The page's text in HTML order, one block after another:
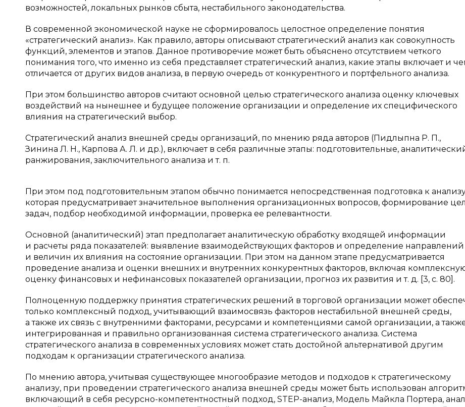
возможностей, локальных рынков сбыта, нестабильного законодательства.
В современной экономической науке не сформировалось целостное определение понятия
«стратегический анализ». Как правило, авторы описывают стратегический анализ как совокупность
функций, элементов и этапов. Данное противоречие может быть объяснено отсутствием четкого
понимания того, что именно из себя представляет стратегический анализ, какие этапы включает и
отличается от других видов анализа, в первую очередь от конкурентного и портфельного анализа.
При этом большинство авторов считают основной целью стратегического анализа оценку ключевых
воздействий на нынешнее и будущее положение организации и определение их специфического
влияния на стратегический выбор.
Стратегический анализ внешней среды организаций, по мнению ряда авторов (Пидлыпна Р. П.,
Зинина Л. Н., Карпова А. Л. и др.), включает в себя различные этапы: подготовительные,
ранжирования, заключительного анализа и т. п.
При этом под подготовительным этапом обычно понимается непосредственная подготовка к
которая предусматривает значительное выполнения организационных вопросов, формирование
задач, подбор необходимой информации, проверка ее релевантности.
Основной (аналитический) этап предполагает аналитическую обработку входящей информации
и расчеты ряда показателей: выявление взаимодействующих факторов и определение направлений
и величин их влияния на состояние организации. При этом на данном этапе предусматривается
проведение анализа и оценки внешних и внутренних конкурентных факторов, включая
оценку финансовых и нефинансовых показателей организации, прогноз их развития и т. д. [3, с. 80].
Полноценную поддержку принятия стратегических решений в торговой организации может
только комплексный подход, учитывающий взаимосвязь факторов нестабильной внешней среды,
а также их связь с внутренними факторами, ресурсами и компетенциями самой организации, а
интегрированная и правильно организованная система стратегического анализа. Система
стратегического анализа в современных условиях может стать достойной альтернативой другим
подходам к организации стратегического анализа.
По мнению автора, учитывая существующее многообразие методов и подходов к стратегическому
анализу, при проведении стратегического анализа внешней среды может быть использован
включающий в себя ресурсно-компетентностный подход, STEP-анализ, Модель Майкла Портера,